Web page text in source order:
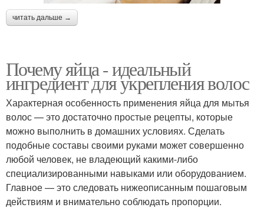
читать дальше →
Почему яйца - идеальный
ингредиент для укрепления волос
Характерная особенность применения яйца для мытья
волос — это достаточно простые рецепты, которые
можно выполнить в домашних условиях. Сделать
подобные составы своими руками может совершенно
любой человек, не владеющий какими-либо
специализированными навыками или оборудованием.
Главное — это следовать нижеописанным пошаговым
действиям и внимательно соблюдать пропорции.